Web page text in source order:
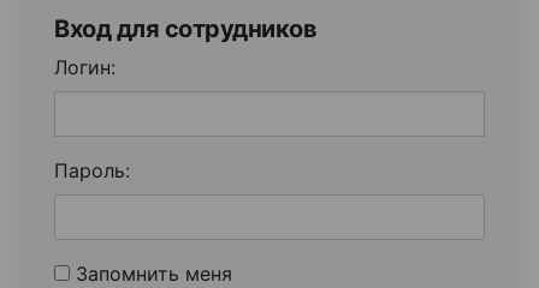
Вход для сотрудников
Логин:
Пароль:
Запомнить меня